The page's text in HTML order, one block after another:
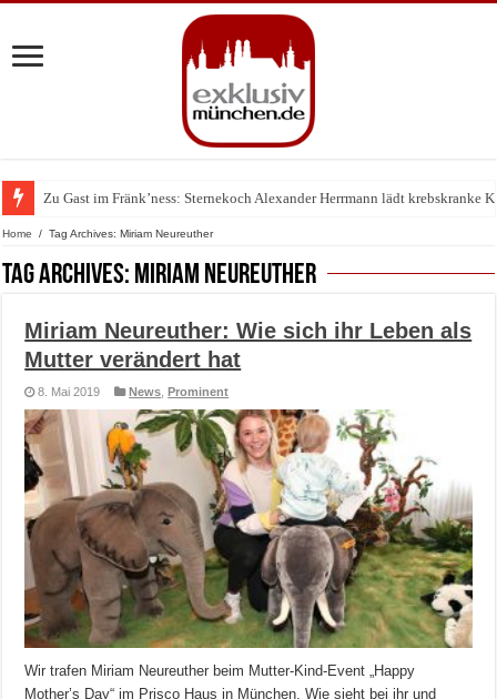
Zu Gast im Fränk’ness: Sternekoch Alexander Herrmann lädt krebskranke
Warum München gerade zum Treffpunkt der Lingerie-Branche wurde
Home / Tag Archives: Miriam Neureuther
Tag Archives: Miriam Neureuther
Miriam Neureuther: Wie sich ihr Leben als
Mutter verändert hat
8. Mai 2019 News ,Prominent
Wir trafen Miriam Neureuther beim Mutter-Kind-Event „Happy
Mother’s Day“ im Prisco Haus in München. Wie sieht bei ihr und